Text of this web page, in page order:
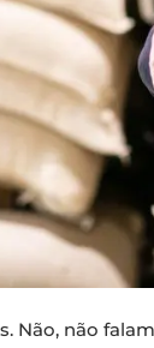
Não, não